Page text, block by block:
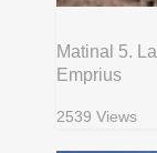
Matinal 5.
Emprius
2539 Views